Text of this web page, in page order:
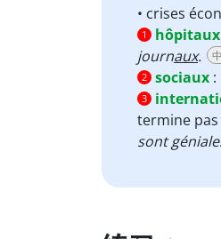
• crises
1
hôpitaux
journaux.
2 sociaux :
3
termine
sont